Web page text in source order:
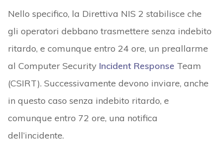
Nello specifico, la Direttiva NIS 2 stabilisce che
gli operatori debbano trasmettere senza indebito
ritardo, e comunque entro 24 ore, un preallarme
al Computer Security Incident Response Team
(CSIRT). Successivamente devono inviare, anche
in questo caso senza indebito ritardo, e
comunque entro 72 ore, una notifica
dell’incidente.